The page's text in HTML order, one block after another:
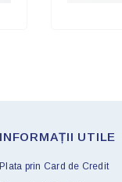
INFORMAȚII UTILE
Plata prin Card de Credit